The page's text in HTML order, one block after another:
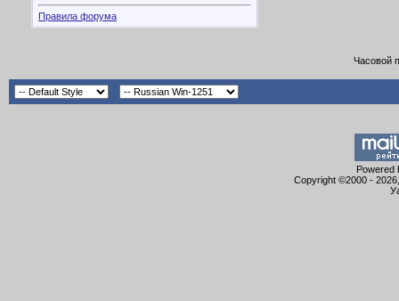
Правила форума
Часовой
Powered
Copyright ©2000 -